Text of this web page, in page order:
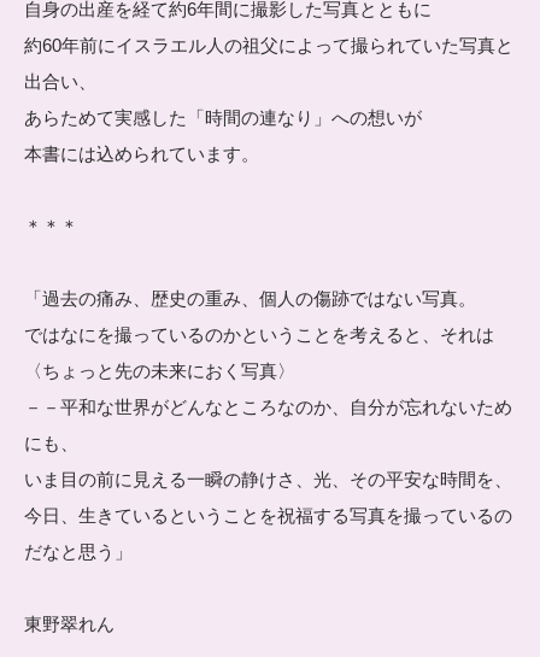
自身の出産を経て約6年間に撮影した写真とともに
約60年前にイスラエル人の祖父によって撮られていた写真と
出合い、
あらためて実感した「時間の連なり」への想いが
本書には込められています。
＊＊＊
「過去の痛み、歴史の重み、個人の傷跡ではない写真。
ではなにを撮っているのかということを考えると、それは
〈ちょっと先の未来におく写真〉
－－平和な世界がどんなところなのか、自分が忘れないため
にも、
いま目の前に見える一瞬の静けさ、光、その平安な時間を、
今日、生きているということを祝福する写真を撮っているの
だなと思う」
東野翠れん